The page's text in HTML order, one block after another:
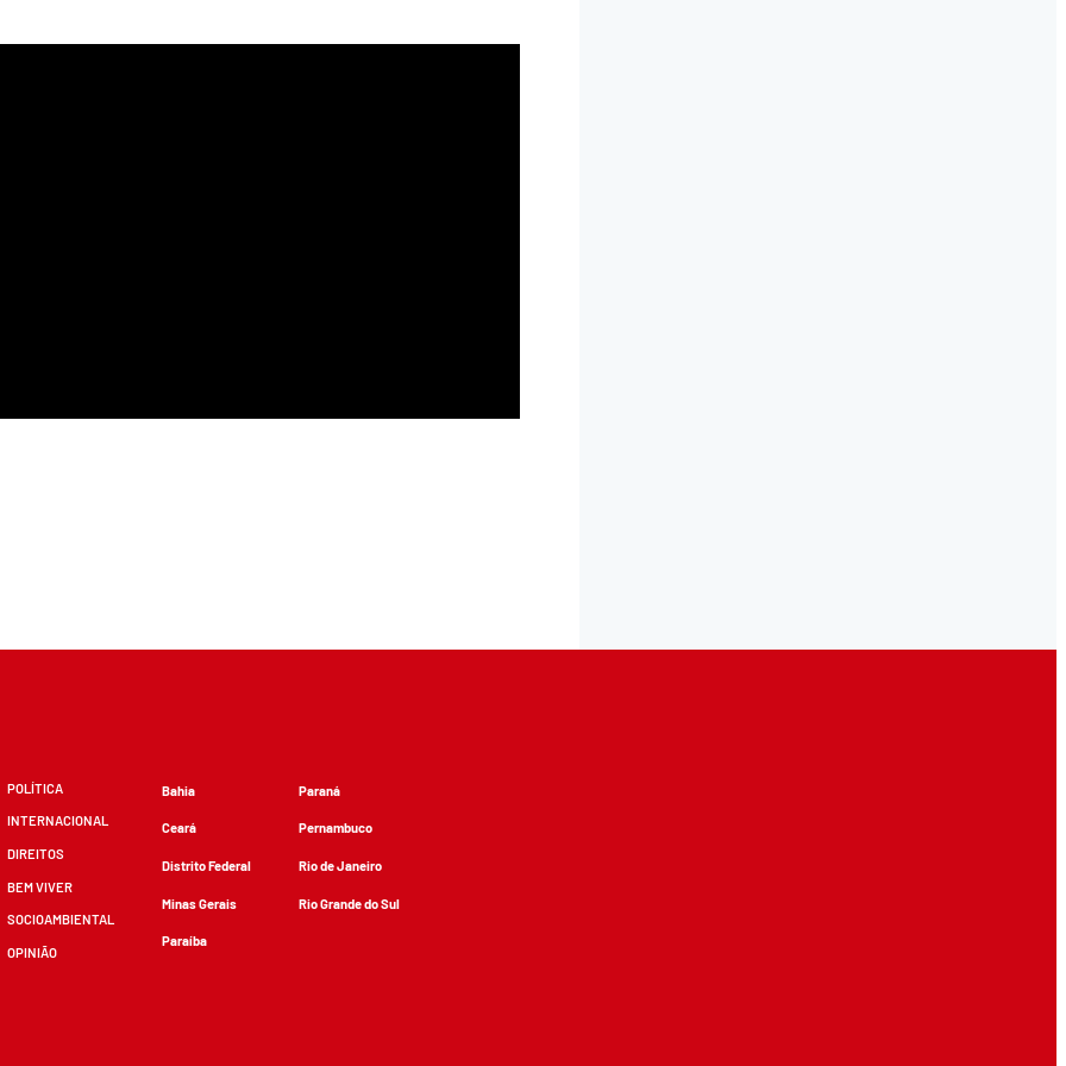
POLÍTICA
INTERNACIONAL
DIREITOS
BEM VIVER
SOCIOAMBIENTAL
OPINIÃO
Bahia
Ceará
Distrito Federal
Minas Gerais
Paraíba
Paraná
Pernambuco
Rio de Janeiro
Rio Grande do Sul